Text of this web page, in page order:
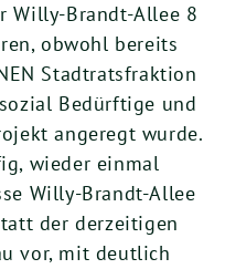
Willy-Brandt-Allee 8
obwohl bereits
Stadtratsfraktion
Bedürftige und
angeregt wurde.
wieder einmal
Willy-Brandt-Allee
der derzeitigen
vor, mit deutlich